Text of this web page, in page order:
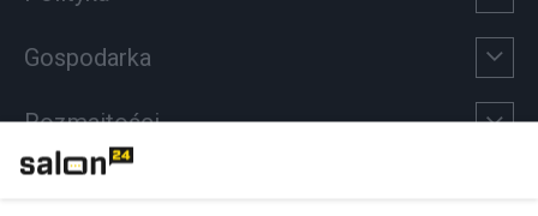
Gospodarka
Rozmaitości